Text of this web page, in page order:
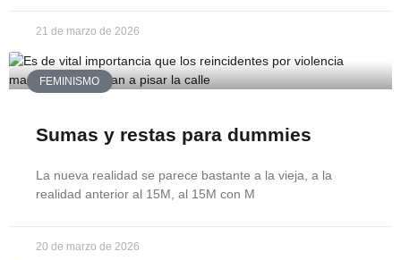
21 de marzo de 2026
FEMINISMO
Sumas y restas para dummies
La nueva realidad se parece bastante a la vieja, a la
realidad anterior al 15M, al 15M con M
20 de marzo de 2026